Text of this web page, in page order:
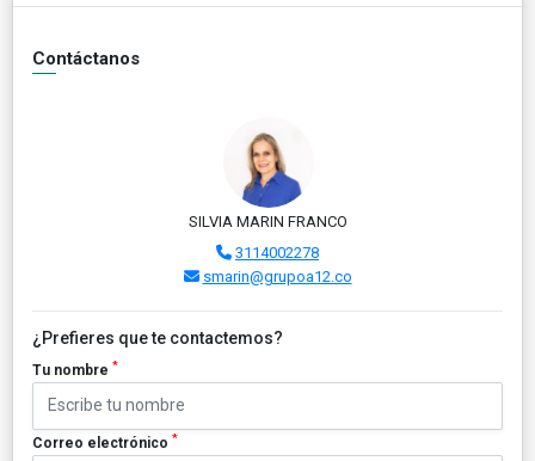
Contáctanos
SILVIA MARIN FRANCO
3114002278
smarin@grupoa12.co
¿Prefieres que te contactemos?
Tu nombre *
Correo electrónico *